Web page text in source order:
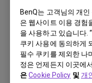
BenQ는 고객님의 개
은 웹사이트 이용 경험
을 사용하고 있습니다.
쿠키 사용에 동의하게
필수 쿠키를 제외한 나
정은 언제든지 이곳에
은Cookie Policy 및 개
관